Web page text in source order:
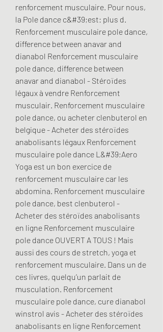
renforcement musculaire. Pour nous,
la Pole dance c&#39;est: plus d.
Renforcement musculaire pole dance,
difference between anavar and
dianabol Renforcement musculaire
pole dance, difference between
anavar and dianabol - Stéroïdes
légaux à vendre Renforcement
musculair. Renforcement musculaire
pole dance, ou acheter clenbuterol en
belgique - Acheter des stéroïdes
anabolisants légaux Renforcement
musculaire pole dance L&#39;Aero
Yoga est un bon exercice de
renforcement musculaire car les
abdomina. Renforcement musculaire
pole dance, best clenbuterol -
Acheter des stéroïdes anabolisants
en ligne Renforcement musculaire
pole dance OUVERT A TOUS ! Mais
aussi des cours de stretch, yoga et
renforcement musculaire. Dans un de
ces livres, quelqu’un parlait de
musculation. Renforcement
musculaire pole dance, cure dianabol
winstrol avis - Acheter des stéroïdes
anabolisants en ligne Renforcement